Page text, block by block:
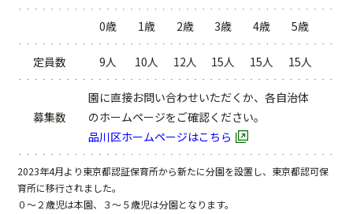
0歳 1歳 2歳 3歳 4歳 5歳
定員数 9人 10人 12人 15人 15人 15人
募集数
園に直接お問い合わせいただくか、各自治体
のホームページをご確認ください。
品川区ホームページはこちら
2023年4月より東京都認証保育所から新たに分園を設置し、東京都認可保
育所に移行されました。
０～２歳児は本園、３～５歳児は分園となります。